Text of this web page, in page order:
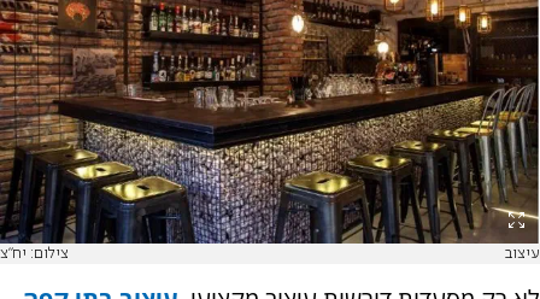
עיצוב צילום: יח"צ